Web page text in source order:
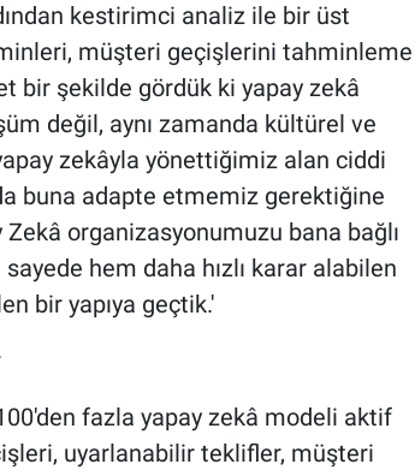
kestirimci analiz ile bir üst
müşteri geçişlerini tahminleme
bir şekilde gördük ki yapay zekâ
değil, aynı zamanda kültürel ve
zekâyla yönettiğimiz alan ciddi
buna adapte etmemiz gerektiğine
organizasyonumuzu bana bağlı
hem daha hızlı karar alabilen
bir yapıya geçtik.'
fazla yapay zekâ modeli aktif
uyarlanabilir teklifler, müşteri